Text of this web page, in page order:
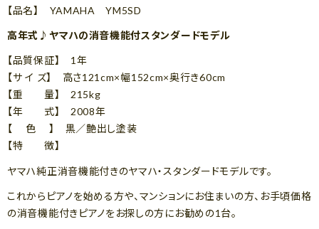
【品名】 YAMAHA YM5SD
高年式♪ヤマハの消音機能付スタンダードモデル
【品質保証】 1年
【サ イ ズ】 高さ121cm×幅152cm×奥行き60cm
【重 量】 215kg
【年 式】 2008年
【 色 】 黒／艶出し塗装
【特 徴】
ヤマハ純正消音機能付きのヤマハ・スタンダードモデルです。
これからピアノを始める方や、マンションにお住まいの方、お手頃価格
の消音機能付きピアノをお探しの方にお勧めの1台。